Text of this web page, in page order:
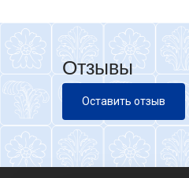
Отзывы
Оставить отзыв